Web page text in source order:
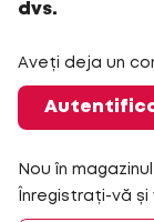
dvs.
Aveți deja un
Nou în
Înregistrați-vă